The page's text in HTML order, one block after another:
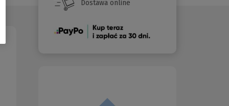
Dostawa online
(Nowe